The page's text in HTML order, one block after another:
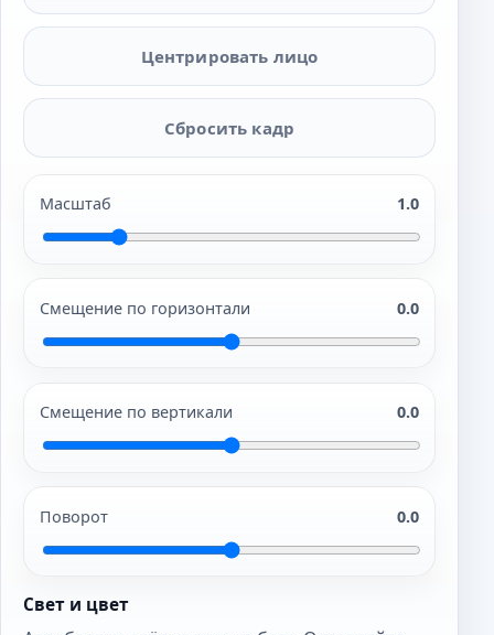
Центрировать лицо
Сбросить кадр
Масштаб 1.0
Смещение по горизонтали 0.0
Смещение по вертикали 0.0
Поворот 0.0
Свет и цвет